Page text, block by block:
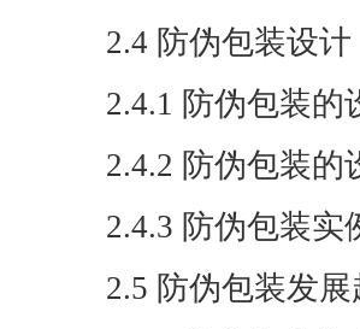
2.4 防伪包装设计
2.4.1 防伪包装的
2.4.2 防伪包装的
2.4.3 防伪包装
2.5 防伪包装发展